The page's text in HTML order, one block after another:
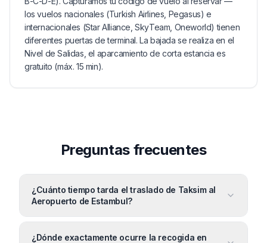
los vuelos nacionales (Turkish Airlines, Pegasus) e
internacionales (Star Alliance, SkyTeam, Oneworld) tienen
diferentes puertas de terminal. La bajada se realiza en el
Nivel de Salidas, el aparcamiento de corta estancia es
gratuito (máx. 15 min).
Preguntas frecuentes
¿Cuánto tiempo tarda el traslado de Taksim al
Aeropuerto de Estambul?
¿Dónde exactamente ocurre la recogida en